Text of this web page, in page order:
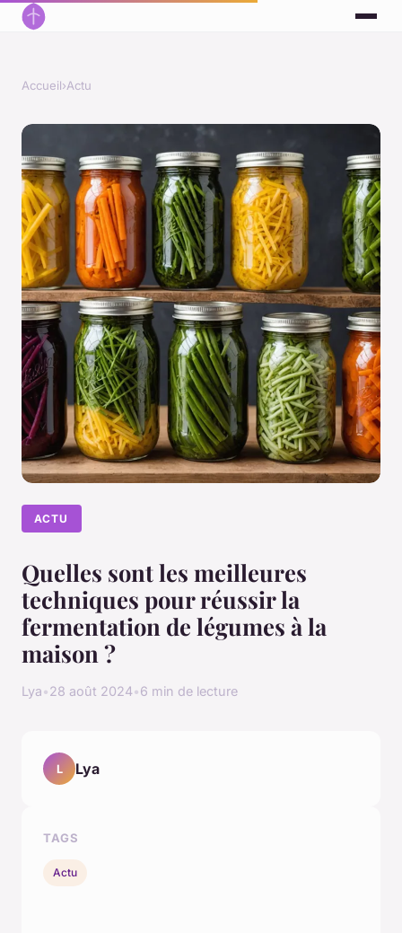
Accueil›Actu
ACTU
Quelles sont les meilleures
techniques pour réussir la
fermentation de légumes à la
maison ?
Lya•28 août 2024•6 min de lecture
L Lya
TAGS
Actu